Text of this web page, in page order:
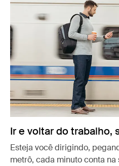
Ir e voltar do trabalho,
Esteja você dirigindo,
metrô, cada minuto conta